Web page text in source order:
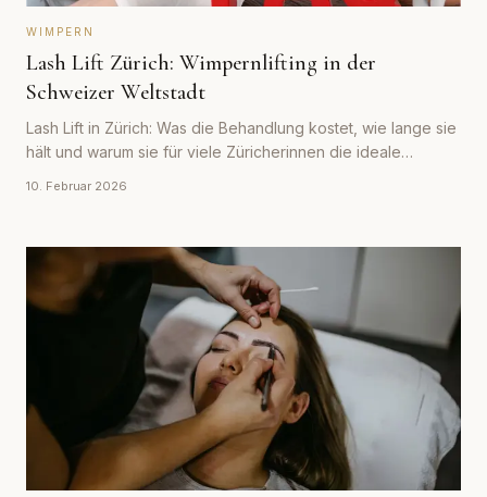
WIMPERN
Lash Lift Zürich: Wimpernlifting in der
Schweizer Weltstadt
Lash Lift in Zürich: Was die Behandlung kostet, wie lange sie
hält und warum sie für viele Züricherinnen die ideale
10. Februar 2026